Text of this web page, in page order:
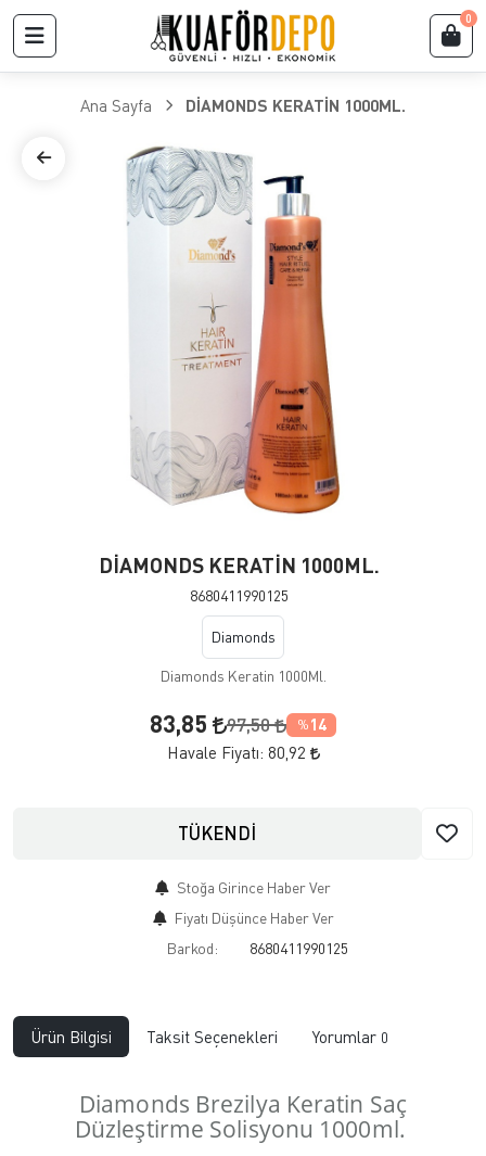
0
Ana Sayfa DİAMONDS KERATİN 1000ML.
DİAMONDS KERATİN 1000ML.
8680411990125
Diamonds
Diamonds Keratin 1000Ml.
83,85 97,50 % 14
Havale Fiyatı: 80,92
TÜKENDİ
Stoğa Girince Haber Ver
Fiyatı Düşünce Haber Ver
Barkod:
8680411990125
Ürün Bilgisi Taksit Seçenekleri Yorumlar 0
Diamonds Brezilya Keratin Saç
Düzleştirme Solisyonu 1000ml.